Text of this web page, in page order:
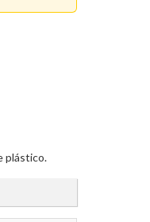
plástico.